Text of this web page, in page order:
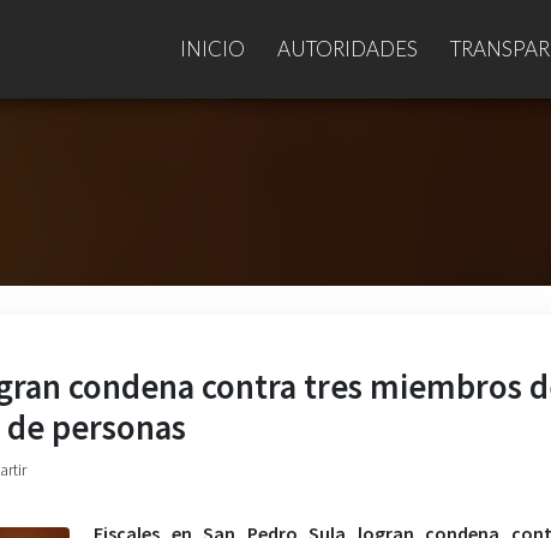
INICIO AUTORIDADES
condena contra tres miembros
personas
Fiscales en San Pedro Sula logran condena